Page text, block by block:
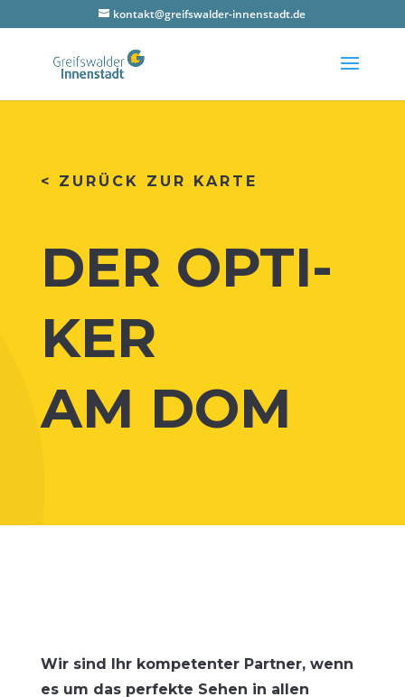
kontakt@greifswalder-innenstadt.de
< ZURÜCK ZUR KARTE
DER OPTI­
KER
AM DOM
Wir sind Ihr kom­pe­ten­ter Part­ner, wenn
es um das per­fek­te Sehen in allen